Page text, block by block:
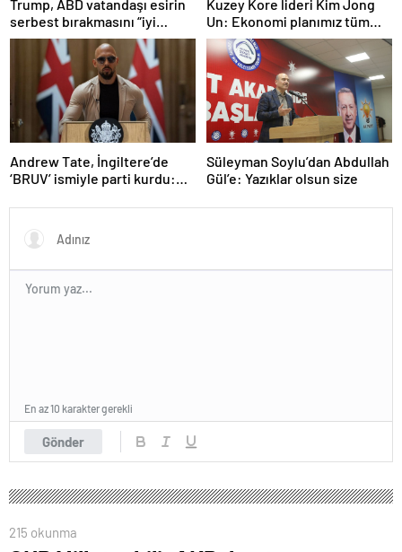
Trump, ABD vatandaşı esirin
serbest bırakmasını “iyi
niyetle atılmış bir adım”
olarak değerlendirdi
Kuzey Kore lideri Kim Jong
Un: Ekonomi planımız tüm
sektörlerde başarısız oldu
Andrew Tate, İngiltere’de
‘BRUV’ ismiyle parti kurdu:
propagandasını
yasaklayacağız’
Süleyman Soylu’dan Abdullah
Gül’e: Yazıklar olsun size
Gönder
En az 10 karakter gerekli
215 okunma